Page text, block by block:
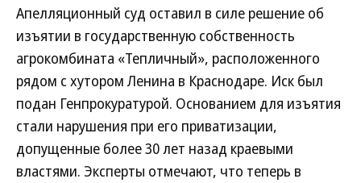
Апелляционный суд оставил в силе решение об
изъятии в государственную собственность
агрокомбината «Тепличный», расположенного
рядом с хутором Ленина в Краснодаре. Иск был
подан Генпрокуратурой. Основанием для изъятия
стали нарушения при его приватизации,
допущенные более 30 лет назад краевыми
властями. Эксперты отмечают, что теперь в